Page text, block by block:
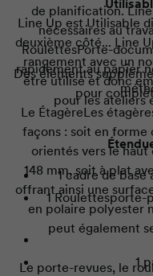
de planification.
nécessaires au
RoulettesPorte-
rapidement au papier
Line Up est Utilisable
deuxième côté... Line
rangement avec un
être utilisé et donc
pour les ateliers
Des éléments
pour
Le ÉtagèreLes
façons : soit en forme
orientés vers le
148 mm, soit à plat
offrant ainsi une
en polaire polyester
peut également
1 cadre de base
1Roulettesporte-
1
Le porte-revues, le